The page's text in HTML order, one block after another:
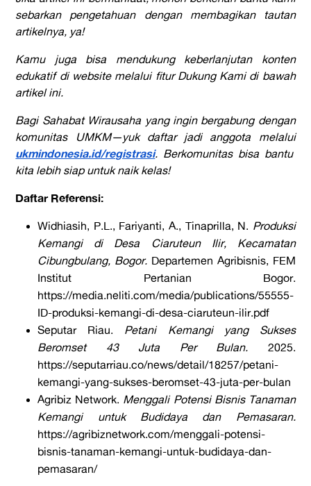
sebarkan pengetahuan dengan membagikan tautan
artikelnya, ya!
Kamu juga bisa mendukung keberlanjutan konten
edukatif di website melalui fitur Dukung Kami di bawah
artikel ini.
Bagi Sahabat Wirausaha yang ingin bergabung dengan
komunitas UMKM—yuk daftar jadi anggota melalui
ukmindonesia.id/registrasi. Berkomunitas bisa bantu
kita lebih siap untuk naik kelas!
Daftar Referensi:
Widhiasih, P.L., Fariyanti, A., Tinaprilla, N. Produksi
Kemangi di Desa Ciaruteun Ilir, Kecamatan
Cibungbulang, Bogor. Departemen Agribisnis, FEM
Institut Pertanian Bogor.
https://media.neliti.com/media/publications/55555-
ID-produksi-kemangi-di-desa-ciaruteun-ilir.pdf
Seputar Riau. Petani Kemangi yang Sukses
Beromset 43 Juta Per Bulan. 2025.
https://seputarriau.co/news/detail/18257/petani-
kemangi-yang-sukses-beromset-43-juta-per-bulan
Agribiz Network. Menggali Potensi Bisnis Tanaman
Kemangi untuk Budidaya dan Pemasaran.
https://agribiznetwork.com/menggali-potensi-
bisnis-tanaman-kemangi-untuk-budidaya-dan-
pemasaran/